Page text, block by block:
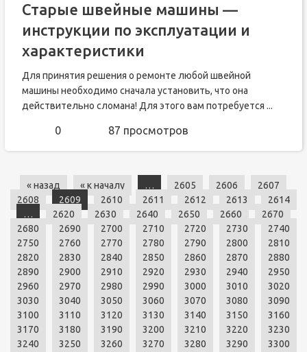
Старые швейные машины —
инструкции по эксплуатации и
характеристики
Для принятия решения о ремонте любой швейной
машины необходимо сначала установить, что она
действительно сломана! Для этого вам потребуется ...
0 87 просмотров
« назад « к началу … 2605 2606
2607
2608
2609 2610 2611 2612 2613
2614
…
2620 2630 2640 2650 2660
2670
2680
2690 2700 2710 2720 2730
2740
2750
2760 2770 2780 2790 2800
2810
2820
2830 2840 2850 2860 2870
2880
2890
2900 2910 2920 2930 2940
2950
2960
2970 2980 2990 3000 3010
3020
3030
3040 3050 3060 3070 3080
3090
3100
3110 3120 3130 3140 3150
3160
3170
3180 3190 3200 3210 3220
3230
3240
3250 3260 3270 3280 3290
3300